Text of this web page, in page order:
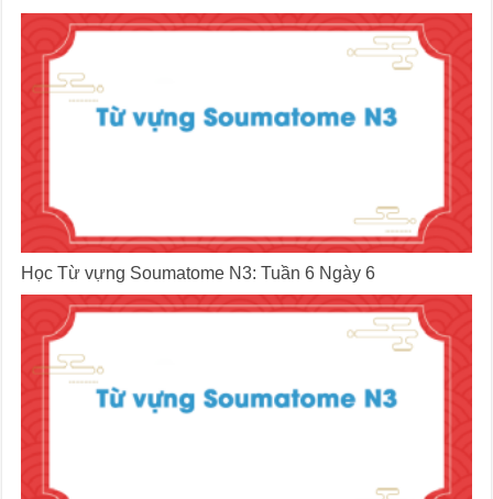
Học Từ vựng Soumatome N3: Tuần 6 Ngày 6